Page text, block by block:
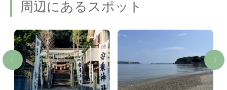
周辺にあるスポット